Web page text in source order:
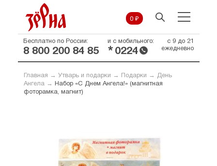
0 ₽
Бесплатно по России:
8 800 200 84 85
и с мобильного:
* 0224
с 9 до 21
ежедневно
Главная → Утварь и подарки → Подарки →
День
Ангела→
Набор «С Днем Ангела!» (магнитная
фоторамка, магнит)